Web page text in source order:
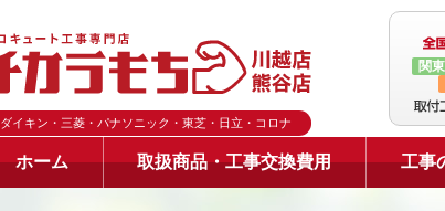
ダイキン・三菱・パナソニック・東芝・日立・コロナ
関東
ホーム 取扱商品・工事交換費用 工事